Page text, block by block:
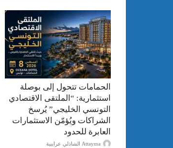
الحمامات تتحول إلى بوصلة
استثمارية: “الملتقى الاقتصادي
التونسي الخليجي” يُرسخ
الشراكات ويُؤمّن الاستثمارات
العابرة للحدود
Attayma الشاذلي عرايبية